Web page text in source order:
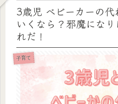
3歳児 ベビーカーの
いくなら？邪魔にな
れだ！
子育て